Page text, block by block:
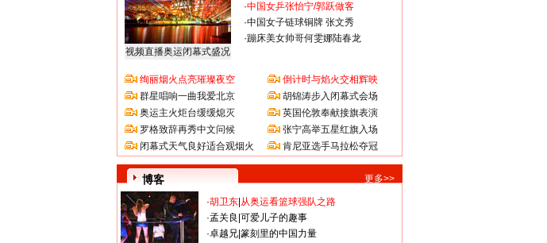
视频直播奥运闭幕式盛况
·中国女乒张怡宁/郭跃做客
·中国女子链球铜牌 张文秀
·蹦床美女帅哥何雯娜陆春龙
绚丽烟火点亮璀璨夜空
群星唱响一曲我爱北京
奥运主火炬台缓缓熄灭
罗格致辞再秀中文问候
闭幕式天气良好适合观烟火
倒计时与焰火交相辉映
胡锦涛步入闭幕式会场
英国伦敦奉献接旗表演
张宁高举五星红旗入场
肯尼亚选手马拉松夺冠
博客 更多>>
·胡卫东 从奥运看篮球强队之路
·孟关良 可爱儿子的趣事
·卓越兄 篆刻里的中国力量